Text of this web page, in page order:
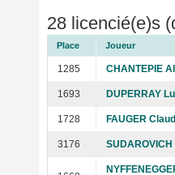
28 licencié(e)s
Place Joueur
1285 CHANTEPIE
1693 DUPERRAY
1728 FAUGER
3176